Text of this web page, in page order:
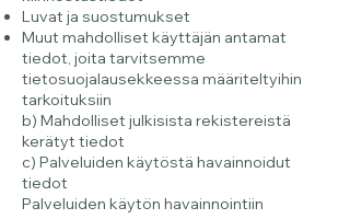
Luvat ja suostumukset
Muut mahdolliset käyttäjän antamat
tiedot, joita tarvitsemme
tietosuojalausekkeessa määriteltyihin
tarkoituksiin
b) Mahdolliset julkisista rekistereistä
kerätyt tiedot
c) Palveluiden käytöstä havainnoidut
tiedot
Palveluiden käytön havainnointiin